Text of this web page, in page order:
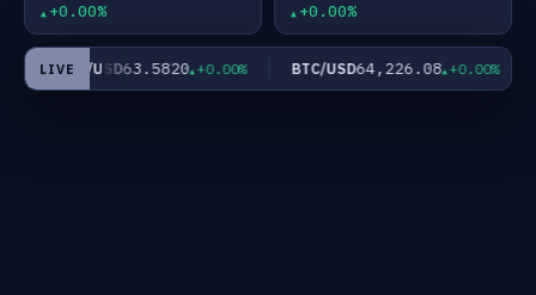
+0.00% +0.00%
LIVE
XAG/USD63.5820 +0.00% BTC/USD64,226.08 +0.00%